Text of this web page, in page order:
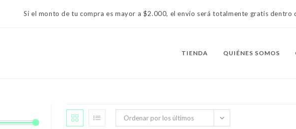
Si el monto de tu compra es mayor a $2.000, el envío será totalmente gratis dentro
TIENDA QUIÉNES SOMOS
Ordenar por los últimos